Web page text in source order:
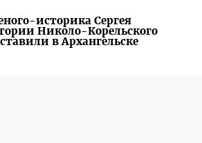
историка Сергея
Николо-Корельского
в Архангельске